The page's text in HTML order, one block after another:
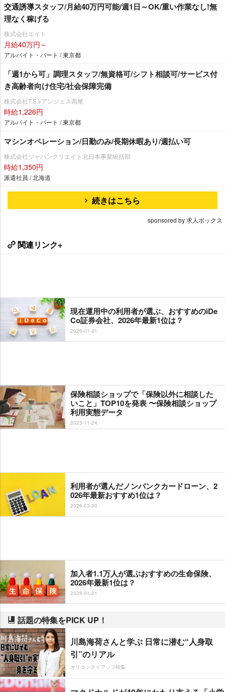
交通誘導スタッフ/月給40万円可能/週1日～OK/重い作業なし!無
理なく稼げる
株式会社エイト
月給40万円～
アルバイト・パート / 東京都
「週1から可」調理スタッフ/無資格可/シフト相談可/サービス付
き高齢者向け住宅/社会保障完備
株式会社T.S.I/アンジェス高尾
時給1,226円
アルバイト・パート / 東京都
マシンオペレーション/日勤のみ/長期休暇あり/週払い可
株式会社ジャパンクリエイト北日本事業統括部
時給1,350円
派遣社員 / 北海道
続きはこちら
sponsored by 求人ボックス
関連リンク+
現在運用中の利用者が選ぶ、おすすめのiDe
Co証券会社、2026年最新1位は？
2026-01-31
保険相談ショップで「保険以外に相談した
いこと」TOP10を発表 〜保険相談ショップ
利用実態データ
2025-11-24
利用者が選んだノンバンクカードローン、2
026年最新おすすめ1位は？
2026-03-30
加入者1.1万人が選ぶおすすめの生命保険、
2026年最新1位は？
2026-01-21
話題の特集をPICK UP！
川島海荷さんと学ぶ 日常に潜む“人身取
引”のリアル
オリコンタイアップ特集